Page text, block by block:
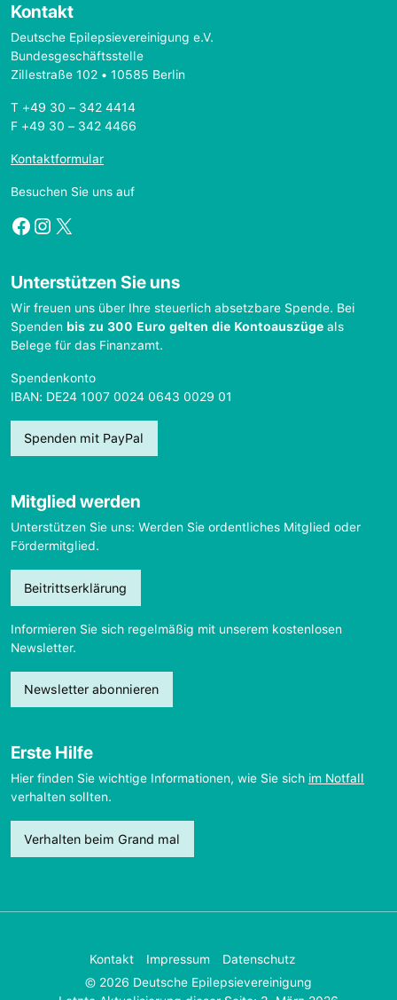
Kontakt
Deutsche Epilepsievereinigung e.V.
Bundesgeschäftsstelle
Zillestraße 102 • 10585 Berlin
T +49 30 – 342 4414
F +49 30 – 342 4466
Kontaktformular
Besuchen Sie uns auf
Facebook
Instagram
X
Unterstützen Sie uns
Wir freuen uns über Ihre steuerlich absetzbare Spende. Bei
Spenden bis zu 300 Euro gelten die Kontoauszüge als
Belege für das Finanzamt.
Spendenkonto
IBAN: DE24 1007 0024 0643 0029 01
Spenden mit PayPal
Mitglied werden
Unterstützen Sie uns: Werden Sie ordentliches Mitglied oder
Fördermitglied.
Beitrittserklärung
Informieren Sie sich regelmäßig mit unserem kostenlosen
Newsletter.
Newsletter abonnieren
Erste Hilfe
Hier finden Sie wichtige Informationen, wie Sie sich im Notfall
verhalten sollten.
Verhalten beim Grand mal
Kontakt Impressum
Datenschutz
© 2026 Deutsche Epilepsievereinigung